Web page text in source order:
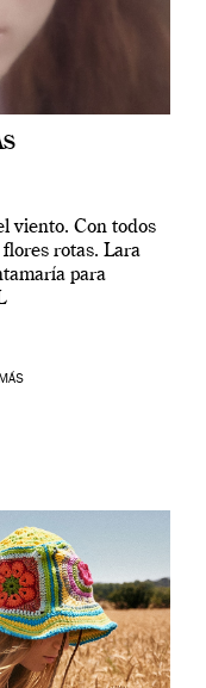
viento. Con todos
rotas. Lara
para